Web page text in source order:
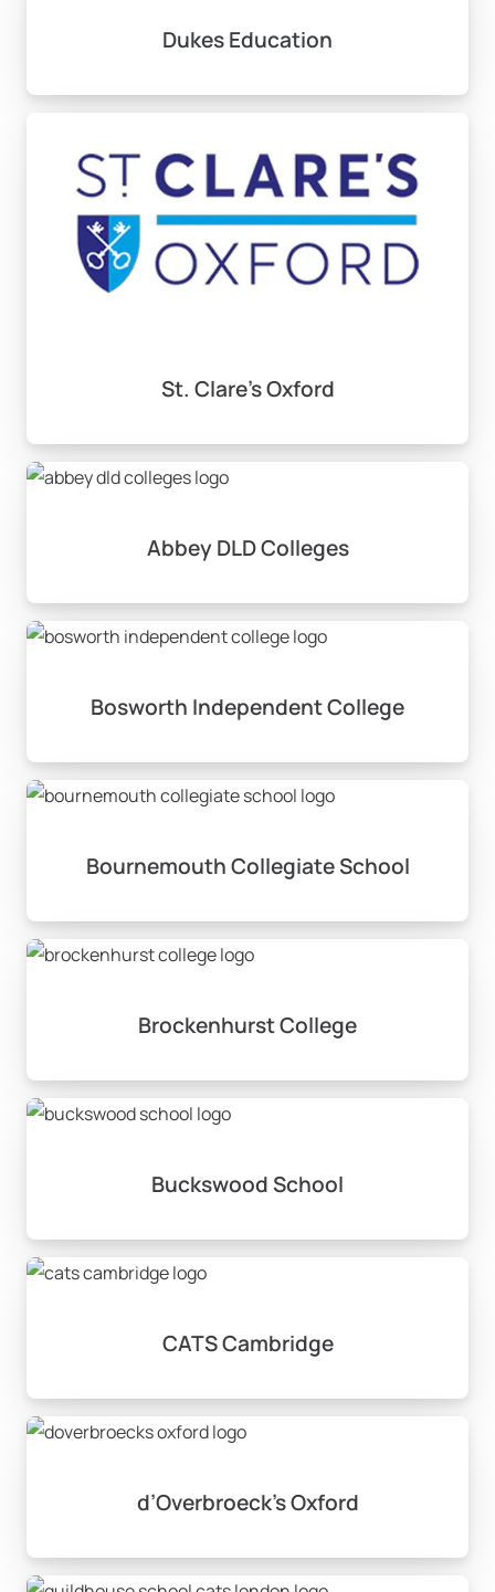
Dukes Education
St. Clare’s Oxford
Abbey DLD Colleges
Bosworth Independent College
Bournemouth Collegiate School
Brockenhurst College
Buckswood School
CATS Cambridge
d’Overbroeck’s Oxford